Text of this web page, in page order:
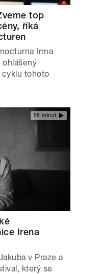
top
říká
Irma
ohlášený
cyklu tohoto
58 minut
Irena
v Praze a
který se